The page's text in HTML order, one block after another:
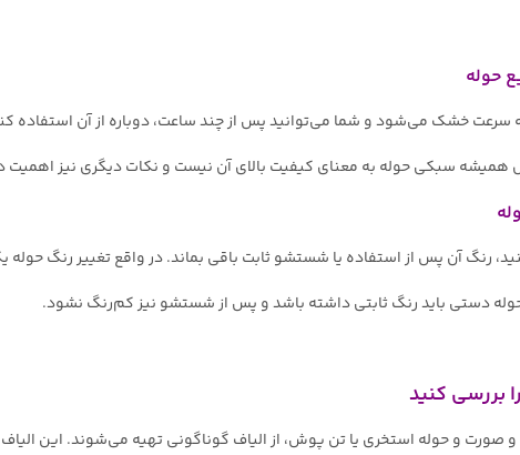
حوله
سرعت خشک می‌شود و شما می‌توانید پس از چند ساعت، دوباره از آن
همیشه سبکی حوله به معنای کیفیت بالای آن نیست و نکات دیگری نیز اهمیت
رنگ آن پس از استفاده یا شستشو ثابت باقی بماند. در واقع تغییر رنگ
دستی باید رنگ ثابتی داشته باشد و پس از شستشو نیز کم‌رنگ نشود.
و حوله استخری یا تن پوش، از الیاف گوناگونی تهیه می‌شوند. این الیاف